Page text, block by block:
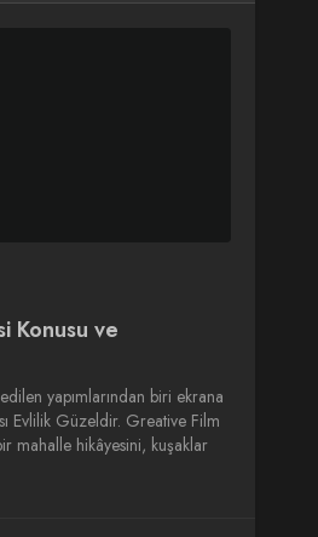
Konusu ve
yapımlarından biri ekrana
Evlilik Güzeldir. Greative Film
mahalle hikâyesini, kuşaklar